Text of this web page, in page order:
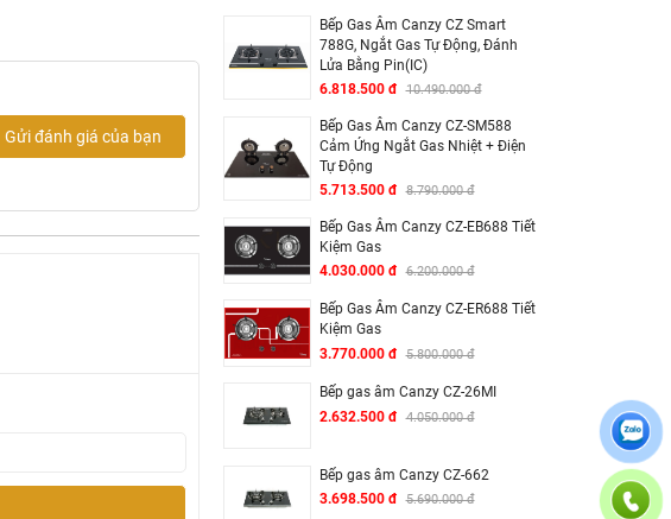
Gửi đánh giá của bạn
Bếp Gas Âm Canzy CZ Smart
788G, Ngắt Gas Tự Động, Đánh
Lửa Bằng Pin(IC)
6.818.500 đ 10.490.000 đ
Bếp Gas Âm Canzy CZ-SM588
Cảm Ứng Ngắt Gas Nhiệt + Điện
Tự Động
5.713.500 đ 8.790.000 đ
Bếp Gas Âm Canzy CZ-EB688 Tiết
Kiệm Gas
4.030.000 đ 6.200.000 đ
Bếp Gas Âm Canzy CZ-ER688 Tiết
Kiệm Gas
3.770.000 đ 5.800.000 đ
Bếp gas âm Canzy CZ-26MI
2.632.500 đ 4.050.000 đ
Bếp gas âm Canzy CZ-662
3.698.500 đ 5.690.000 đ